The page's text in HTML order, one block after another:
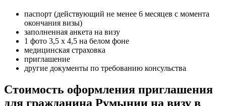
паспорт (действующий не менее 6 месяцев с момента
окончания визы)
заполненная анкета на визу
1 фото 3,5 х 4,5 на белом фоне
медицинская страховка
приглашение
другие документы по требованию консульства
Стоимость оформления приглашения
для гражданина Румынии на визу в